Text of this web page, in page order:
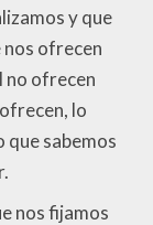
y que
nos ofrecen
no ofrecen
lo
sabemos
nos fijamos